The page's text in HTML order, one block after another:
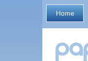
Home